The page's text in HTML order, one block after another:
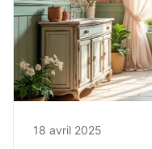
18 avril 2025